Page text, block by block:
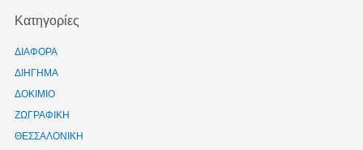
Kατηγορίες
ΔΙΑΦΟΡΑ
ΔΙΗΓΗΜΑ
ΔΟΚΙΜΙΟ
ΖΩΓΡΑΦΙΚΗ
ΘΕΣΣΑΛΟΝΙΚΗ